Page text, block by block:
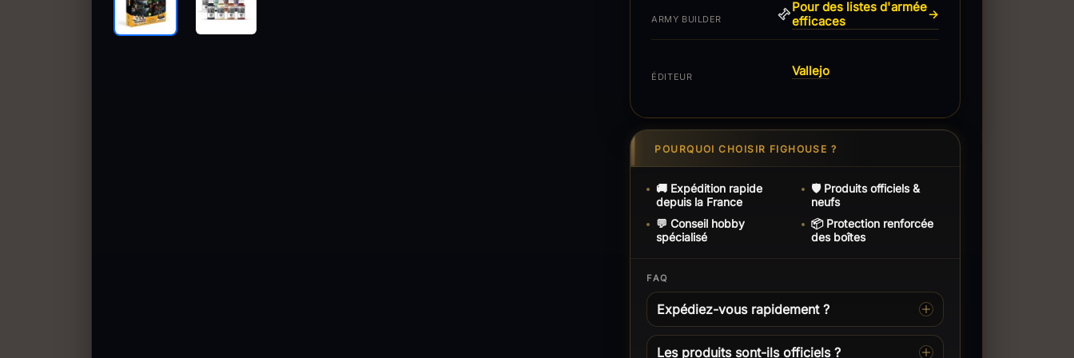
ARMY BUILDER
Pour des listes d'armée
efficaces
→
ÉDITEUR Vallejo
POURQUOI CHOISIR FIGHOUSE ?
🚚 Expédition rapide
depuis la France
🛡️ Produits officiels &
neufs
💬 Conseil hobby
spécialisé
📦 Protection renforcée
des boîtes
FAQ
Expédiez-vous rapidement ?
Les produits sont-ils officiels ?